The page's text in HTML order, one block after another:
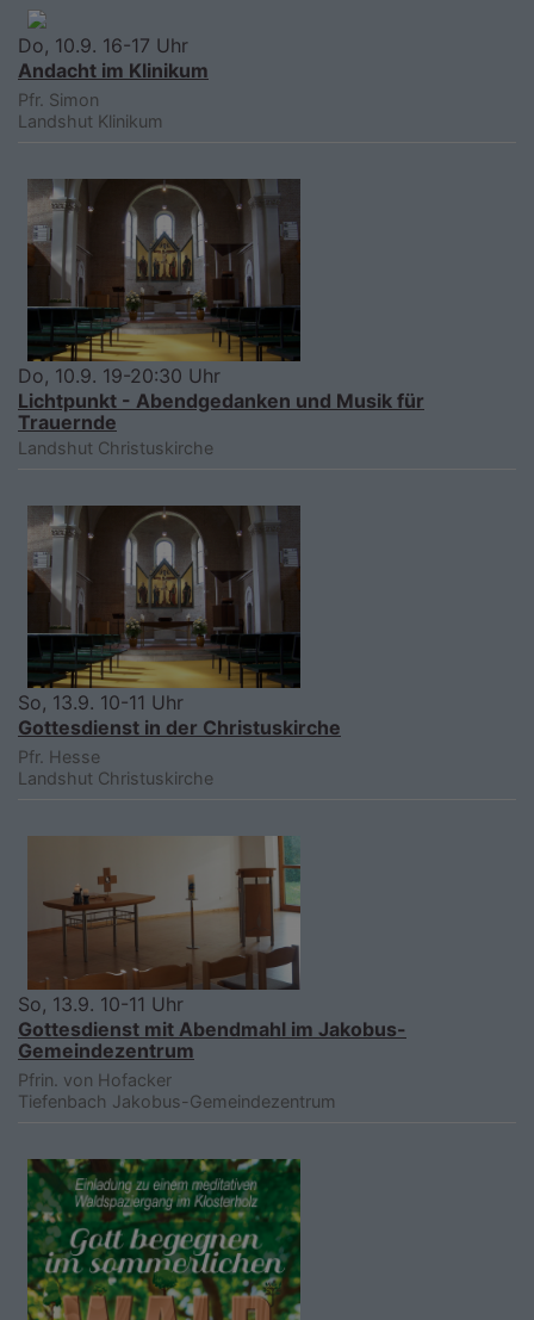
Do, 10.9. 16-17 Uhr
Andacht im Klinikum
Pfr. Simon
Landshut Klinikum
Do, 10.9. 19-20:30 Uhr
Lichtpunkt - Abendgedanken und Musik für
Trauernde
Landshut Christuskirche
So, 13.9. 10-11 Uhr
Gottesdienst in der Christuskirche
Pfr. Hesse
Landshut Christuskirche
So, 13.9. 10-11 Uhr
Gottesdienst mit Abendmahl im Jakobus-
Gemeindezentrum
Pfrin. von Hofacker
Tiefenbach Jakobus-Gemeindezentrum